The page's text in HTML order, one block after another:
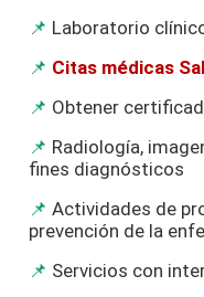
Laboratorio
Citas médicas
Obtener
Radiología,
fines diagnósticos
Actividades de
prevención de la
Servicios con